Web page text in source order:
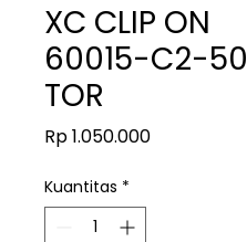
XC CLIP ON
60015-C2-50
TOR
Rp 1.050.000Harga
Kuantitas *